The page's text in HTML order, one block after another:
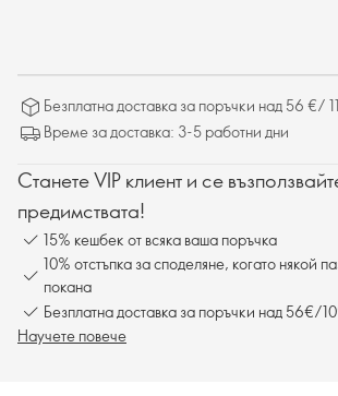
Безплатна доставка за поръчки над 56 €/
Време за доставка: 3-5 работни дни
Станете VIP клиент и се
предимствата!
15% кешбек от всяка ваша поръчка
10% отстъпка за споделяне, когато някой
покана
Безплатна доставка за поръчки над 56€/
Научете повече